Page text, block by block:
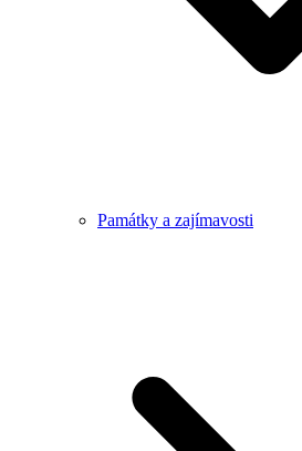
Památky a zajímavosti